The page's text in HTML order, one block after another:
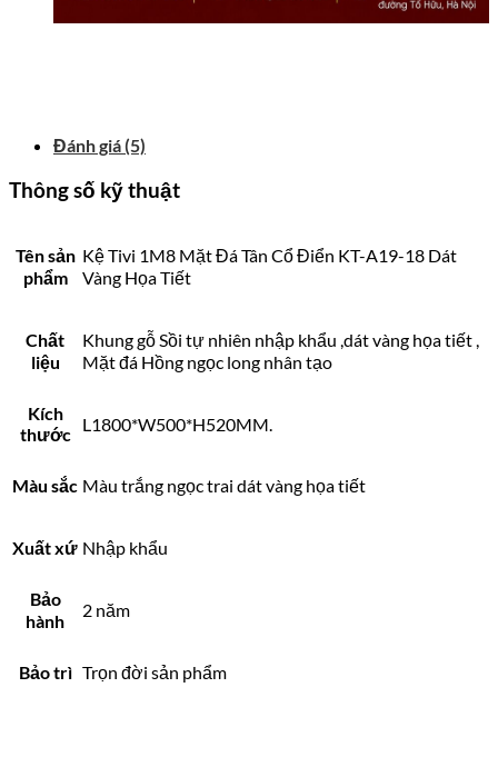
Đánh giá (5)
Thông số kỹ thuật
Tên sản
phẩm
Kệ Tivi 1M8 Mặt Đá Tân Cổ Điển KT-A19-18 Dát
Vàng Họa Tiết
Chất
liệu
Khung gỗ Sồi tự nhiên nhập khẩu ,dát vàng họa tiết ,
Mặt đá Hồng ngọc long nhân tạo
Kích
thước
L1800*W500*H520MM.
Màu sắc Màu trắng ngọc trai dát vàng họa tiết
Xuất xứ Nhập khẩu
Bảo
hành
2 năm
Bảo trì Trọn đời sản phẩm